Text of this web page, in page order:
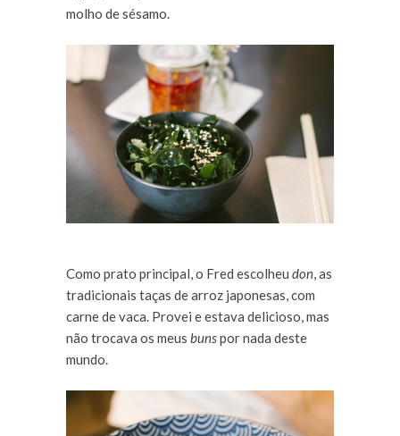
molho de sésamo.
Como prato principal, o Fred escolheu don, as
tradicionais taças de arroz japonesas, com
carne de vaca. Provei e estava delicioso, mas
não trocava os meus bunspor nada deste
mundo.